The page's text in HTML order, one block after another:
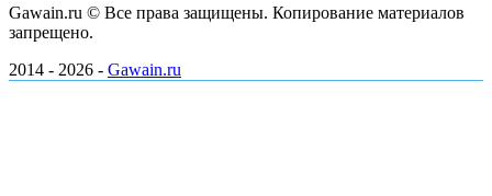
Gawain.ru © Все права защищены. Копирование материалов
запрещено.
2014 - 2026 - Gawain.ru